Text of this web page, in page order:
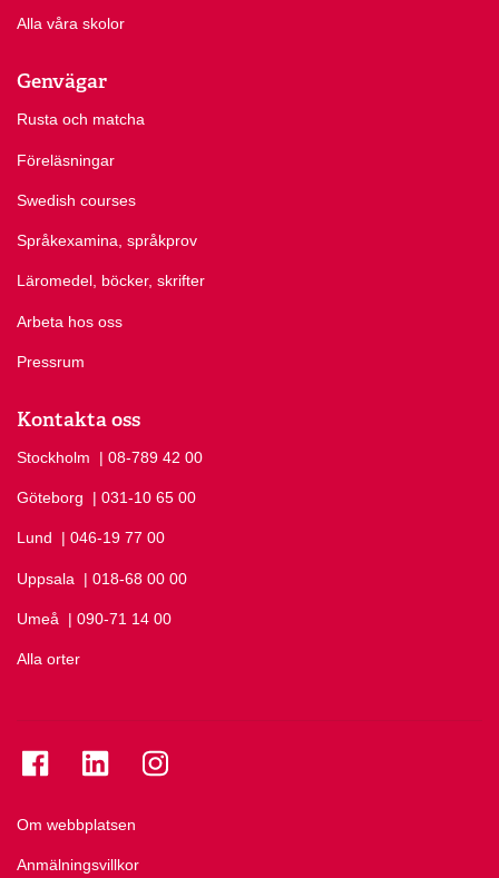
Alla våra skolor
Genvägar
Rusta och matcha
Föreläsningar
Swedish courses
Språkexamina, språkprov
Läromedel, böcker, skrifter
Arbeta hos oss
Pressrum
Kontakta oss
Stockholm Ring Stockholm på
| 08-789 42 00
Göteborg Ring Göteborg på
| 031-10 65 00
Lund Ring Lund på
| 046-19 77 00
Uppsala Ring Uppsala på
| 018-68 00 00
Umeå Ring Umeå på
| 090-71 14 00
Alla orter
Om webbplatsen
Anmälningsvillkor
Se folkuniversitetet på Facebook
Se folkuniversitetet på LinkedIn